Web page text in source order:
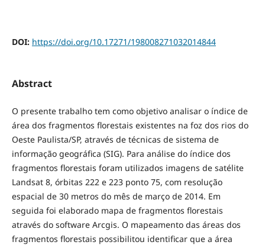
DOI: https://doi.org/10.17271/198008271032014844
Abstract
O presente trabalho tem como objetivo analisar o índice de
área dos fragmentos florestais existentes na foz dos rios do
Oeste Paulista/SP, através de técnicas de sistema de
informação geográfica (SIG). Para análise do índice dos
fragmentos florestais foram utilizados imagens de satélite
Landsat 8, órbitas 222 e 223 ponto 75, com resolução
espacial de 30 metros do mês de março de 2014. Em
seguida foi elaborado mapa de fragmentos florestais
através do software Arcgis. O mapeamento das áreas dos
fragmentos florestais possibilitou identificar que a área